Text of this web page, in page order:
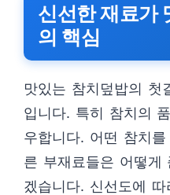
신선한 재료가
의 핵심
맛있는 참치덮밥의 첫
입니다. 특히 참치의
우합니다. 어떤 참치
른 부재료들은 어떻게
겠습니다. 신선도에